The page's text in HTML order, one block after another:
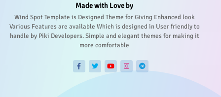
Made with Love by
Wind Spot Template is Designed Theme for Giving Enhanced look
Various Features are available Which is designed in User friendly to
handle by Piki Developers. Simple and elegant themes for making it
more comfortable